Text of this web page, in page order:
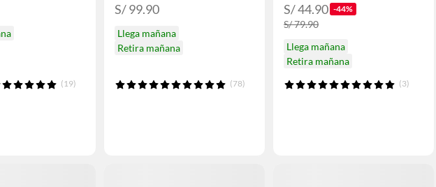
(19)
S/ 99.90
Llega mañana
Retira mañana
(78)
S/ 44.90 -44%
S/ 79.90
Llega mañana
Retira mañana
(3)